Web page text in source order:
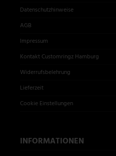
Datenschutzhinweise
AGB
Impressum
Kontakt Customringz Hamburg
Widerrufsbelehrung
Lieferzeit
Cookie Einstellungen
INFORMATIONEN